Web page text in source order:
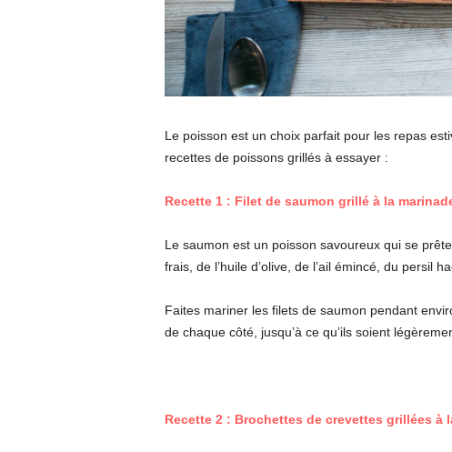
Le poisson est un choix parfait pour les repas
recettes de poissons grillés à essayer :
Recette 1 : Filet de saumon grillé à la
Le saumon est un poisson savoureux qui se
frais, de l’huile d’olive, de l’ail émincé, du persil
Faites mariner les filets de saumon pendant
de chaque côté, jusqu’à ce qu’ils soient
Recette 2 : Brochettes de crevettes grillées à